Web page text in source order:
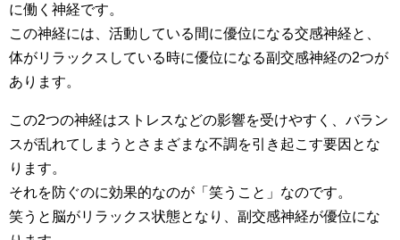
に働く神経です。
この神経には、活動している間に優位になる交感神経と、
体がリラックスしている時に優位になる副交感神経の2つが
あります。
この2つの神経はストレスなどの影響を受けやすく、バラン
スが乱れてしまうとさまざまな不調を引き起こす要因とな
ります。
それを防ぐのに効果的なのが「笑うこと」なのです。
笑うと脳がリラックス状態となり、副交感神経が優位にな